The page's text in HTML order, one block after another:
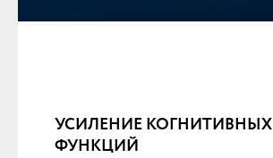
УСИЛЕНИЕ КОГНИТИВНЫХ
ФУНКЦИЙ